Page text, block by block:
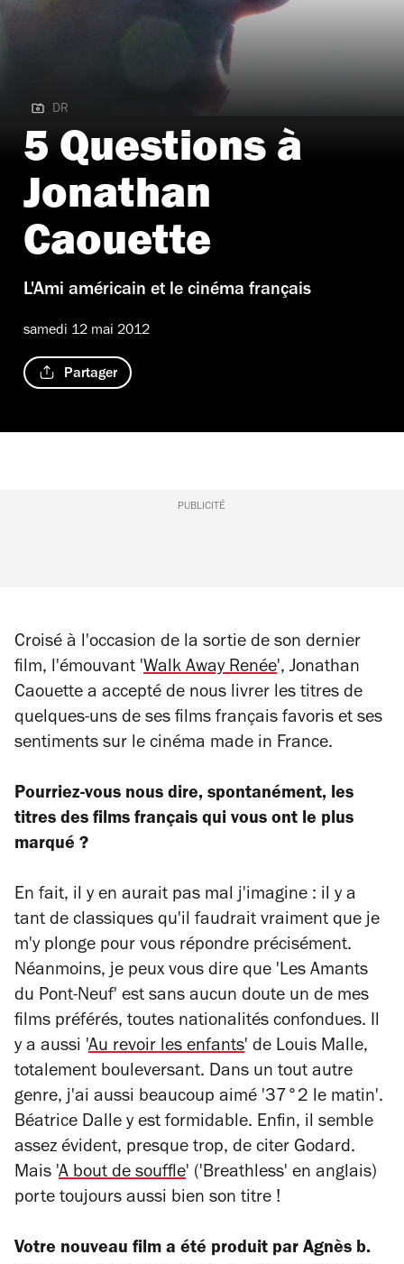
DR
DR
5 Questions à
Jonathan
Caouette
L'Ami américain et le cinéma français
samedi 12 mai 2012
Partager
PUBLICITÉ
Croisé à l'occasion de la sortie de son dernier
film, l'émouvant 'Walk Away Renée', Jonathan
Caouette a accepté de nous livrer les titres de
quelques-uns de ses films français favoris et ses
sentiments sur le cinéma made in France.
Pourriez-vous nous dire, spontanément, les
titres des films français qui vous ont le plus
marqué ?
En fait, il y en aurait pas mal j'imagine : il y a
tant de classiques qu'il faudrait vraiment que je
m'y plonge pour vous répondre précisément.
Néanmoins, je peux vous dire que 'Les Amants
du Pont-Neuf' est sans aucun doute un de mes
films préférés, toutes nationalités confondues. Il
y a aussi 'Au revoir les enfants' de Louis Malle,
totalement bouleversant. Dans un tout autre
genre, j'ai aussi beaucoup aimé '37°2 le matin'.
Béatrice Dalle y est formidable. Enfin, il semble
assez évident, presque trop, de citer Godard.
Mais 'A bout de souffle' ('Breathless' en anglais)
porte toujours aussi bien son titre !
Votre nouveau film a été produit par Agnès b.